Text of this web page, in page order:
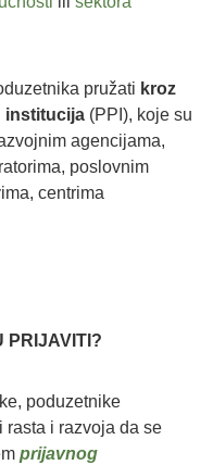
pružati kroz
institucija (PPI), koje su
agencijama,
poslovnim
centrima
PRIJAVITI?
poduzetnike
rasta i razvoja da se
prijavnog